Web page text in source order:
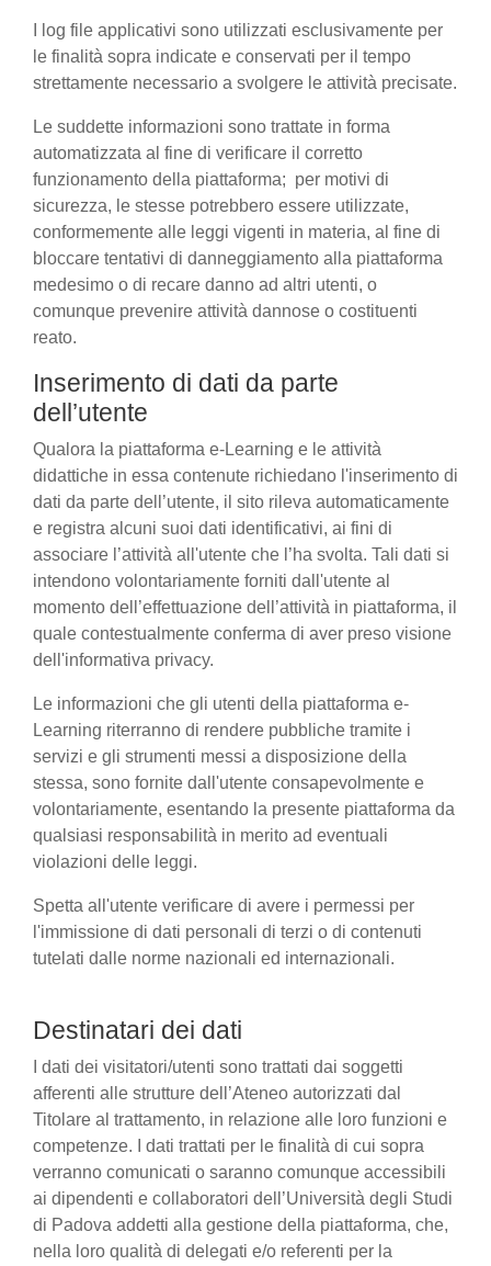
I log file applicativi sono utilizzati esclusivamente per
le finalità sopra indicate e conservati per il tempo
strettamente necessario a svolgere le attività precisate.
Le suddette informazioni sono trattate in forma
automatizzata al fine di verificare il corretto
funzionamento della piattaforma; per motivi di
sicurezza, le stesse potrebbero essere utilizzate,
conformemente alle leggi vigenti in materia, al fine di
bloccare tentativi di danneggiamento alla piattaforma
medesimo o di recare danno ad altri utenti, o
comunque prevenire attività dannose o costituenti
reato.
Inserimento di dati da parte
dell’utente
Qualora la piattaforma e-Learning e le attività
didattiche in essa contenute richiedano l'inserimento di
dati da parte dell’utente, il sito rileva automaticamente
e registra alcuni suoi dati identificativi, ai fini di
associare l’attività all'utente che l’ha svolta. Tali dati si
intendono volontariamente forniti dall'utente al
momento dell’effettuazione dell’attività in piattaforma, il
quale contestualmente conferma di aver preso visione
dell'informativa privacy.
Le informazioni che gli utenti della piattaforma e-
Learning riterranno di rendere pubbliche tramite i
servizi e gli strumenti messi a disposizione della
stessa, sono fornite dall'utente consapevolmente e
volontariamente, esentando la presente piattaforma da
qualsiasi responsabilità in merito ad eventuali
violazioni delle leggi.
Spetta all'utente verificare di avere i permessi per
l'immissione di dati personali di terzi o di contenuti
tutelati dalle norme nazionali ed internazionali.
Destinatari dei dati
I dati dei visitatori/utenti sono trattati dai soggetti
afferenti alle strutture dell’Ateneo autorizzati dal
Titolare al trattamento, in relazione alle loro funzioni e
competenze. I dati trattati per le finalità di cui sopra
verranno comunicati o saranno comunque accessibili
ai dipendenti e collaboratori dell’Università degli Studi
di Padova addetti alla gestione della piattaforma, che,
nella loro qualità di delegati e/o referenti per la